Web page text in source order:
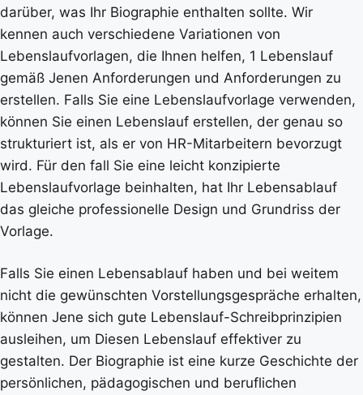
darüber, was Ihr Biographie enthalten sollte. Wir
kennen auch verschiedene Variationen von
Lebenslaufvorlagen, die Ihnen helfen, 1 Lebenslauf
gemäß Jenen Anforderungen und Anforderungen zu
erstellen. Falls Sie eine Lebenslaufvorlage verwenden,
können Sie einen Lebenslauf erstellen, der genau so
strukturiert ist, als er von HR-Mitarbeitern bevorzugt
wird. Für den fall Sie eine leicht konzipierte
Lebenslaufvorlage beinhalten, hat Ihr Lebensablauf
das gleiche professionelle Design und Grundriss der
Vorlage.
Falls Sie einen Lebensablauf haben und bei weitem
nicht die gewünschten Vorstellungsgespräche erhalten,
können Jene sich gute Lebenslauf-Schreibprinzipien
ausleihen, um Diesen Lebenslauf effektiver zu
gestalten. Der Biographie ist eine kurze Geschichte der
persönlichen, pädagogischen und beruflichen